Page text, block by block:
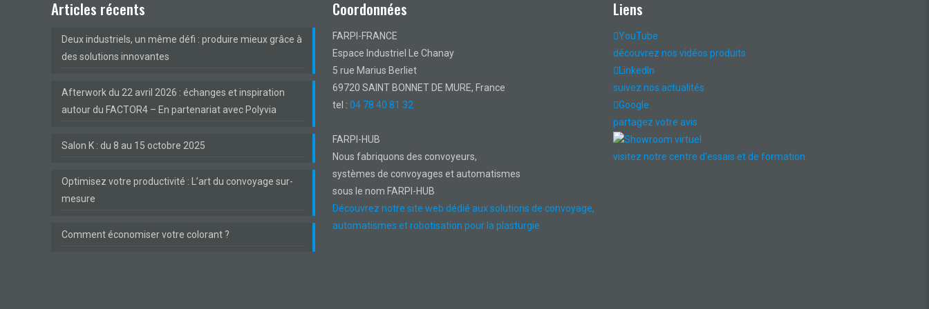
Articles récents
Deux industriels, un même défi : produire mieux grâce à
des solutions innovantes
Afterwork du 22 avril 2026 : échanges et inspiration
autour du FACTOR4 – En partenariat avec Polyvia
Salon K : du 8 au 15 octobre 2025
Optimisez votre productivité : L’art du convoyage sur-
mesure
Comment économiser votre colorant ?
Coordonnées
FARPI-FRANCE
Espace Industriel Le Chanay
5 rue Marius Berliet
69720 SAINT BONNET DE MURE, France
tel : 04 78 40 81 32
FARPI-HUB
Nous fabriquons des convoyeurs,
systèmes de convoyages et automatismes
sous le nom FARPI-HUB
Découvrez notre site web dédié aux solutions de convoyage,
automatismes et robotisation pour la plasturgie
Liens
YouTube
découvrez nos vidéos produits
LinkedIn
suivez nos actualités
Google
partagez votre avis
Showroom virtuel
visitez notre centre d’essais et de formation